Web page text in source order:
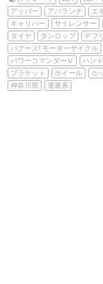
アッパー
アバランチ エ
キャリパー
サイレンサー
タイヤ
ダンロップ デフ
バグース! モーターサイクル
パワーコマンダーⅤ
ハン
ブラケット
ホイール ホ
神奈川県
電装系